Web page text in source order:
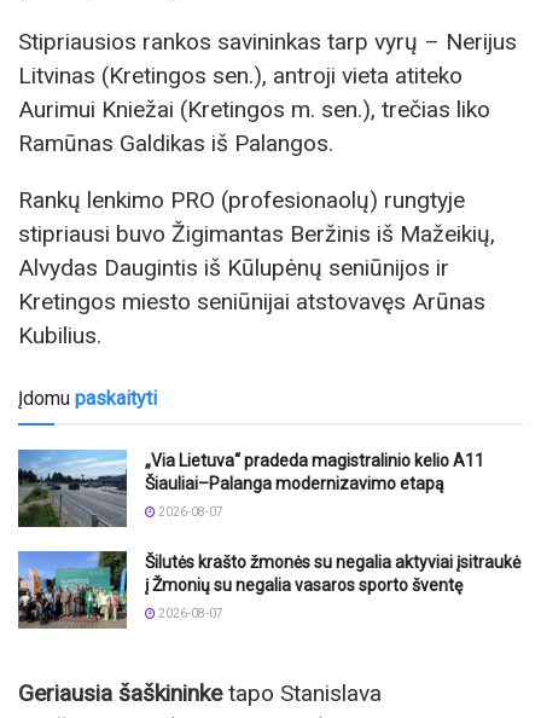
Stipriausios rankos savininkas tarp vyrų – Nerijus
Litvinas (Kretingos sen.), antroji vieta atiteko
Aurimui Kniežai (Kretingos m. sen.), trečias liko
Ramūnas Galdikas iš Palangos.
Rankų lenkimo PRO (profesionaolų) rungtyje
stipriausi buvo Žigimantas Beržinis iš Mažeikių,
Alvydas Daugintis iš Kūlupėnų seniūnijos ir
Kretingos miesto seniūnijai atstovavęs Arūnas
Kubilius.
Įdomu paskaityti
„Via Lietuva“ pradeda magistralinio kelio A11
Šiauliai–Palanga modernizavimo etapą
2026-08-07
Šilutės krašto žmonės su negalia aktyviai įsitraukė
į Žmonių su negalia vasaros sporto šventę
2026-08-07
Geriausia šaškininketapo Stanislava